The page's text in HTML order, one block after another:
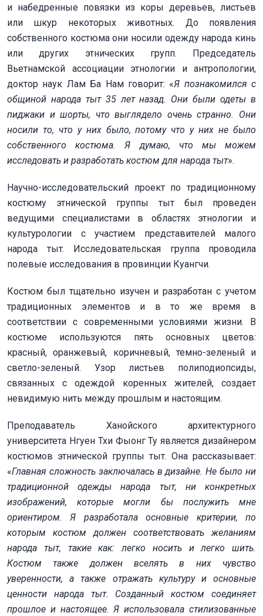
и набедренные повязки из коры деревьев, листьев
или шкур некоторых животных. До появления
собственного костюма они носили одежду народа кинь
или других этнических групп. Председатель
Вьетнамской ассоциации этнологии и антропологии,
доктор наук Лам Ба Нам говорит: «Я познакомился с
общиной народа тыт 35 лет назад. Они были одеты в
пиджаки и шорты, что выглядело очень странно. Они
носили то, что у них было, потому что у них не было
собственного костюма. Я думаю, что мы можем
исследовать и разработать костюм для народа тыт».
Научно-исследовательский проект по традиционному
костюму этнической группы тыт был проведен
ведущими специалистами в областях этнологии и
культурологии с участием представителей малого
народа тыт. Исследовательская группа проводила
полевые исследования в провинции Куангчи.
Костюм был тщательно изучен и разработан с учетом
традиционных элементов и в то же время в
соответствии с современными условиями жизни. В
костюме используются пять основных цветов:
красный, оранжевый, коричневый, темно-зеленый и
светло-зеленый. Узор листьев полиподиопсиды,
связанных с одеждой коренных жителей, создает
невидимую нить между прошлым и настоящим.
Преподаватель Ханойского архитектурного
университета Нгуен Тхи Фыонг Ту является дизайнером
костюмов этнической группы тыт. Она рассказывает:
«Главная сложность заключалась в дизайне. Не было ни
традиционной одежды народа тыт, ни конкретных
изображений, которые могли бы послужить мне
ориентиром. Я разработала основные критерии, по
которым костюм должен соответствовать желаниям
народа тыт, такие как: легко носить и легко шить.
Костюм также должен вселять в них чувство
уверенности, а также отражать культуру и основные
ценности народа тыт. Созданный костюм соединяет
прошлое и настоящее. Я использовала стилизованные